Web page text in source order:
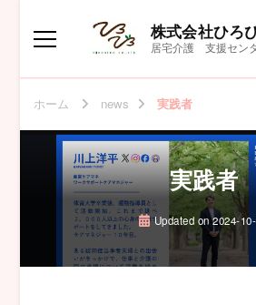
株式会社ひろ
居宅介護 支援セン
ホーム news 実践者
実践者
Updated on2024-